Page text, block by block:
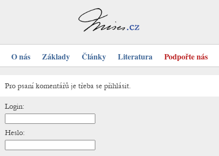
O nás Základy Články Literatura Podpořte nás
Pro psaní komentářů je třeba se přihlásit.
Login:
Heslo: